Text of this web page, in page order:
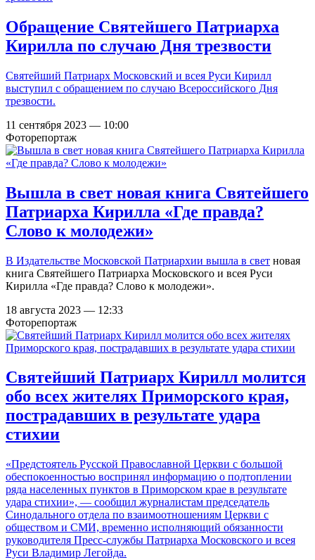
Обращение Святейшего Патриарха
Кирилла по случаю Дня трезвости
Святейший Патриарх Московский и всея Руси Кирилл
выступил с обращением по случаю Всероссийского Дня
трезвости.
11 сентября 2023 — 10:00
Фоторепортаж
Вышла в свет новая книга Святейшего
Патриарха Кирилла «Где правда?
Слово к молодежи»
В Издательстве Московской Патриархии вышла в свет новая
книга Святейшего Патриарха Московского и всея Руси
Кирилла «Где правда? Слово к молодежи».
18 августа 2023 — 12:33
Фоторепортаж
Святейший Патриарх Кирилл молится
обо всех жителях Приморского края,
пострадавших в результате удара
стихии
«Предстоятель Русской Православной Церкви с большой
обеспокоенностью воспринял информацию о подтоплении
ряда населенных пунктов в Приморском крае в результате
удара стихии», — сообщил журналистам председатель
Синодального отдела по взаимоотношениям Церкви с
обществом и СМИ, временно исполняющий обязанности
руководителя Пресс-службы Патриарха Московского и всея
Руси Владимир Легойда.